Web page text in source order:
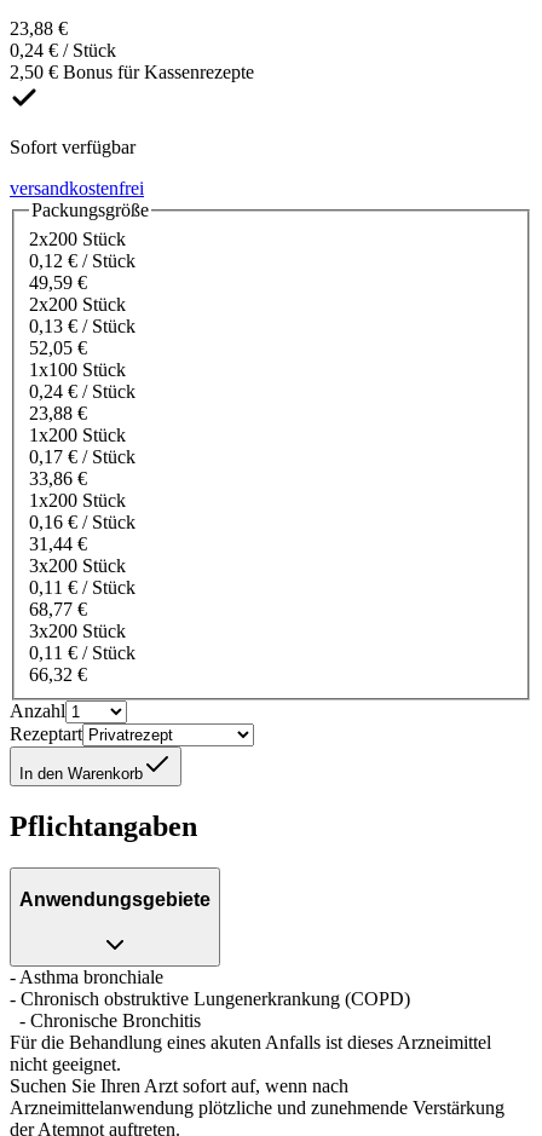
23,88 €
0,24 € / Stück
2,50 € Bonus für Kassenrezepte
Sofort verfügbar
versandkostenfrei
Packungsgröße
2x200 Stück
0,12 € / Stück
49,59 €
2x200 Stück
0,13 € / Stück
52,05 €
1x100 Stück
0,24 € / Stück
23,88 €
1x200 Stück
0,17 € / Stück
33,86 €
1x200 Stück
0,16 € / Stück
31,44 €
3x200 Stück
0,11 € / Stück
68,77 €
3x200 Stück
0,11 € / Stück
66,32 €
Anzahl
Rezeptart
In den Warenkorb
Pflichtangaben
Anwendungsgebiete
- Asthma bronchiale
- Chronisch obstruktive Lungenerkrankung (COPD)
- Chronische Bronchitis
Für die Behandlung eines akuten Anfalls ist dieses Arzneimittel
nicht geeignet.
Suchen Sie Ihren Arzt sofort auf, wenn nach
Arzneimittelanwendung plötzliche und zunehmende Verstärkung
der Atemnot auftreten.